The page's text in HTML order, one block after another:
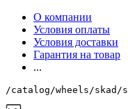
О компании
Условия оплаты
Условия доставки
Гарантия на товар
...
/catalog/wheels/skad/